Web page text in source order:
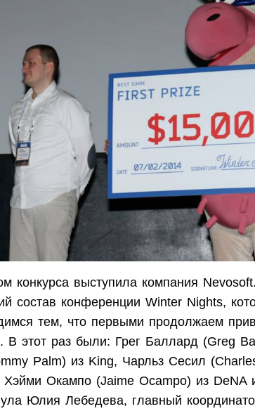
конкурса выступила компания
состав конференции Winter Nights,
тем, что первыми продолжаем
В этот раз были: Грег Баллард (Greg
Palm) из King, Чарльз Сесил
Хэйми Окампо (Jaime Ocampo) из DeNA
Юлия Лебедева, главный